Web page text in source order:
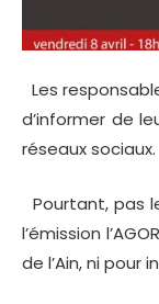
Les
d’informer de
réseaux sociaux.
Pourtant, pas
l’émission
de l’Ain, ni pour